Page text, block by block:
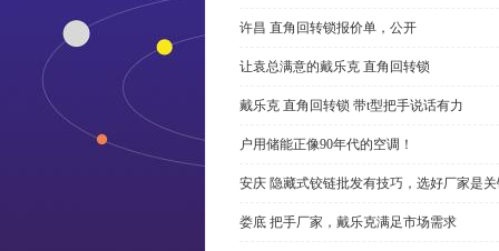
许昌 直角回转锁报价单，公开
让袁总满意的戴乐克 直角回转锁
戴乐克 直角回转锁 带t型把手说话有力
户用储能正像90年代的空调！
安庆 隐藏式铰链批发有技巧，选好厂家是
娄底 把手厂家，戴乐克满足市场需求